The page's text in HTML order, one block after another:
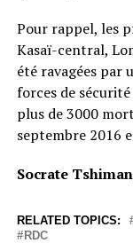
Pour rappel, les
Kasaï-central,
été ravagées
forces de
plus de 3000
septembre 2016
Socrate
RELATED TOPICS:
RDC